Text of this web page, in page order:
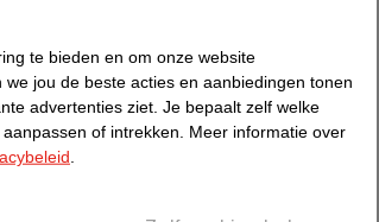
te bieden en om onze website
we jou de beste acties en aanbiedingen tonen
advertenties ziet. Je bepaalt zelf welke
of intrekken.
Meer informatie over